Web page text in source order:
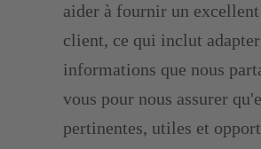
aider à fournir un
client, ce qui inclut
informations que nous
vous pour nous assurer
pertinentes, utiles et